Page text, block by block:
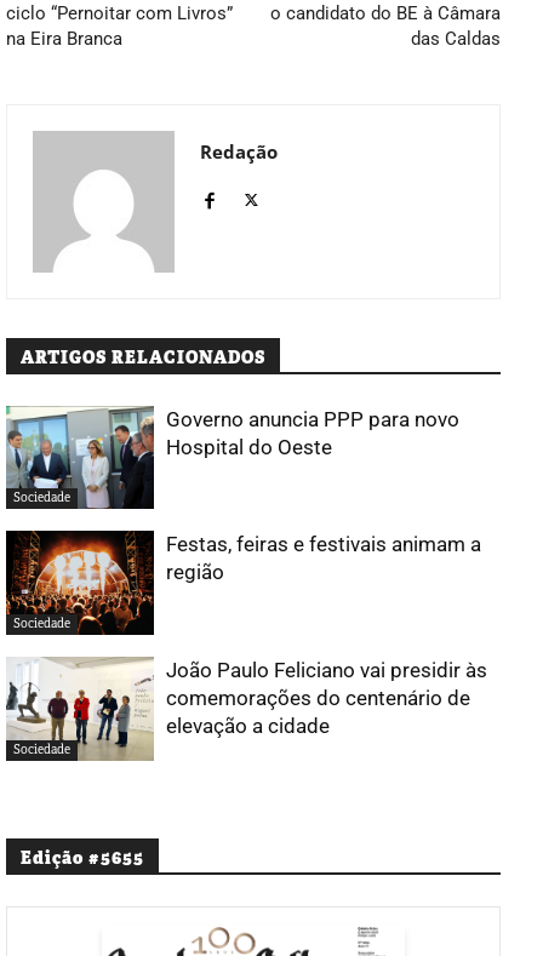
ciclo “Pernoitar com Livros”
na Eira Branca
o candidato do BE à Câmara
das Caldas
Redação
ARTIGOS RELACIONADOS
Sociedade
Governo anuncia PPP para novo
Hospital do Oeste
Sociedade
Festas, feiras e festivais animam a
região
Sociedade
João Paulo Feliciano vai presidir às
comemorações do centenário de
elevação a cidade
Edição #5655